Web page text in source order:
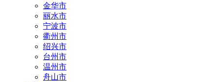
金华市
丽水市
宁波市
衢州市
绍兴市
台州市
温州市
舟山市